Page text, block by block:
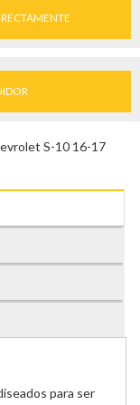
S-10 16-17
para ser